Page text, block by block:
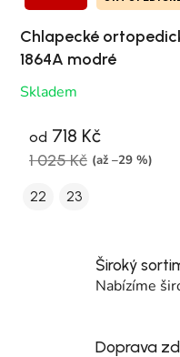
Chlapecké
1864A modré
Skladem
od 718 Kč
1 025 Kč (až –29 %)
22 23
Široký
Nabízíme
Doprava